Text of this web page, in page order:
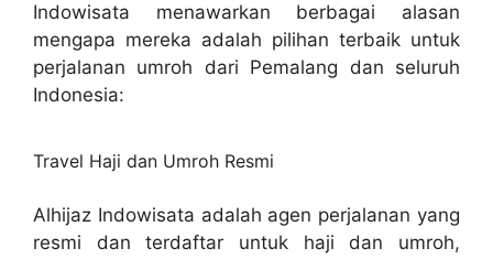
Indowisata menawarkan berbagai alasan
mengapa mereka adalah pilihan terbaik untuk
perjalanan umroh dari Pemalang dan seluruh
Indonesia:
Travel Haji dan Umroh Resmi
Alhijaz Indowisata adalah agen perjalanan yang
resmi dan terdaftar untuk haji dan umroh,